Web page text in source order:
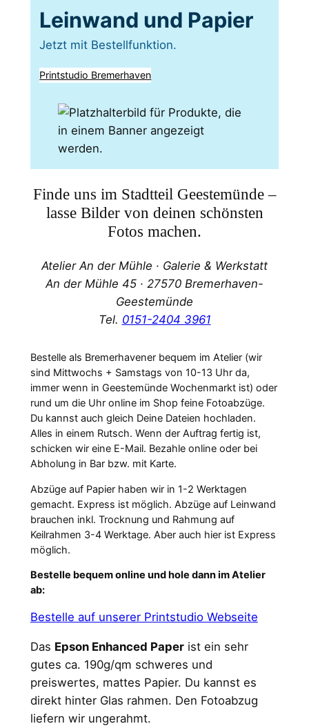
Leinwand und Papier
Jetzt mit Bestellfunktion.
Printstudio Bremerhaven
Finde uns im Stadtteil Geestemünde –
lasse Bilder von deinen schönsten
Fotos machen.
Atelier An der Mühle · Galerie & Werkstatt
An der Mühle 45 · 27570 Bremerhaven-
Geestemünde
Tel. 0151-2404 3961
Bestelle als Bremerhavener bequem im Atelier (wir
sind Mittwochs + Samstags von 10-13 Uhr da,
immer wenn in Geestemünde Wochenmarkt ist) oder
rund um die Uhr online im Shop feine Fotoabzüge.
Du kannst auch gleich Deine Dateien hochladen.
Alles in einem Rutsch. Wenn der Auftrag fertig ist,
schicken wir eine E-Mail. Bezahle online oder bei
Abholung in Bar bzw. mit Karte.
Abzüge auf Papier haben wir in 1-2 Werktagen
gemacht. Express ist möglich. Abzüge auf Leinwand
brauchen inkl. Trocknung und Rahmung auf
Keilrahmen 3-4 Werktage. Aber auch hier ist Express
möglich.
Bestelle bequem online und hole dann im Atelier
ab:
Bestelle auf unserer Printstudio Webseite
Das Epson Enhanced Paperist ein sehr
gutes ca. 190g/qm schweres und
preiswertes, mattes Papier. Du kannst es
direkt hinter Glas rahmen. Den Fotoabzug
liefern wir ungerahmt.